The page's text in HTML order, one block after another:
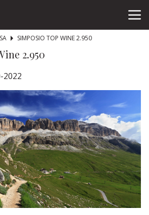
SIMPOSIO TOP WINE 2.950
2.950
2022